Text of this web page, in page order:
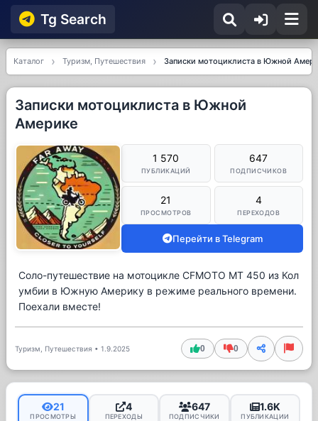
Tg Searсh
Каталог Туризм, Путешествия Записки мотоциклиста в Южной
Записки мотоциклиста в Южной
Америке
1 570
ПУБЛИКАЦИЙ
647
ПОДПИСЧИКОВ
21
ПРОСМОТРОВ
4
ПЕРЕХОДОВ
Перейти в Telegram
Соло-путешествие на мотоцикле CFMOTO MT 450 из Кол
умбии в Южную Америку в режиме реального времени.
Поехали вместе!
Туризм, Путешествия • 1.9.2025 0 0
21
ПРОСМОТРЫ
4
ПЕРЕХОДЫ
647
ПОДПИСЧИКИ
1.6K
ПУБЛИКАЦИИ